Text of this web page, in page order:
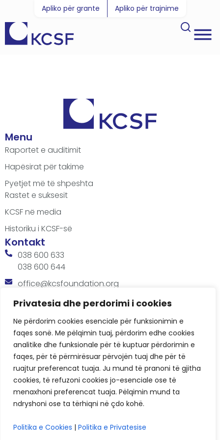
Privatesia dhe perdorimi i cookies
Ne përdorim cookies esenciale për funksionimin e
faqes sonë. Me pëlqimin tuaj, përdorim edhe cookies
analitike dhe funksionale për të kuptuar përdorimin e
faqes, për të përmirësuar përvojën tuaj dhe për të
ruajtur preferencat tuaja. Ju mund të pranoni të gjitha
cookies, të refuzoni cookies jo-esenciale ose të
menaxhoni preferencat tuaja. Pëlqimin mund ta
ndryshoni ose ta tërhiqni në çdo kohë.
Politika e Cookies | Politika e Privatesise
Apliko për grante Apliko për trajnime
Menu
Raportet e auditimit
Hapësirat për takime
Pyetjet më të shpeshta
Rastet e suksesit
KCSF në media
Historiku i KCSF-së
Kontakt
038 600 633
038 600 644
office@kcsfoundation.org
Besa Imami, Lam A, H1, Kat.12, nr. 65-1, Lakrishtë,
Orari
8:00 AM - 4:00 PM
KCSF © 2026
Politikat e Privatësisë